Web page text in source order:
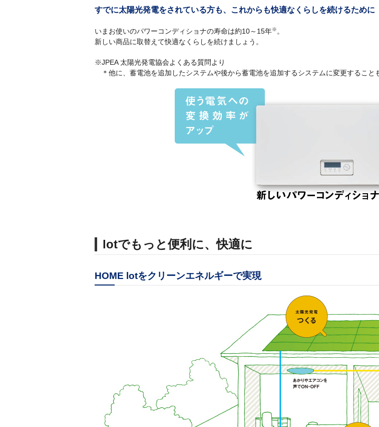
すでに太陽光発電をされている方も、これからも快適なくらしを続けるために
いまお使いのパワーコンディショナの寿命は約10～15年※ 。
新しい商品に取替えて快適なくらしを続けましょう。
※JPEA 太陽光発電協会よくある質問より
＊他に、蓄電池を追加したシステムや後から蓄電池を追加するシステムに変更すること
lotでもっと便利に、快適に
HOME lotをクリーンエネルギーで実現